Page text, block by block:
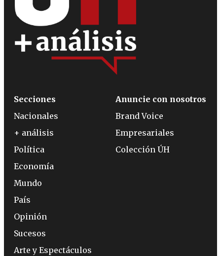
Secciones
Nacionales
+ análisis
Política
Economía
Mundo
País
Opinión
Sucesos
Arte y Espectáculos
Anuncie con nosotros
Brand Voice
Empresariales
Colección ÚH